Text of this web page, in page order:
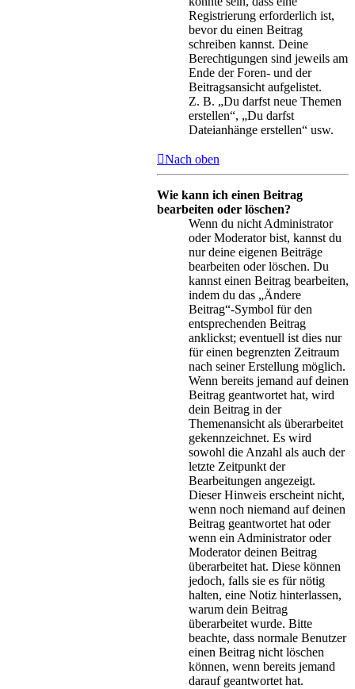
Registrierung erforderlich ist,
bevor du einen Beitrag
schreiben kannst. Deine
Berechtigungen sind jeweils am
Ende der Foren- und der
Beitragsansicht aufgelistet.
Z. B. „Du darfst neue Themen
erstellen“, „Du darfst
Dateianhänge erstellen“ usw.
Nach oben
Wie kann ich einen Beitrag
bearbeiten oder löschen?
Wenn du nicht Administrator
oder Moderator bist, kannst du
nur deine eigenen Beiträge
bearbeiten oder löschen. Du
kannst einen Beitrag bearbeiten,
indem du das „Ändere
Beitrag“-Symbol für den
entsprechenden Beitrag
anklickst; eventuell ist dies nur
für einen begrenzten Zeitraum
nach seiner Erstellung möglich.
Wenn bereits jemand auf deinen
Beitrag geantwortet hat, wird
dein Beitrag in der
Themenansicht als überarbeitet
gekennzeichnet. Es wird
sowohl die Anzahl als auch der
letzte Zeitpunkt der
Bearbeitungen angezeigt.
Dieser Hinweis erscheint nicht,
wenn noch niemand auf deinen
Beitrag geantwortet hat oder
wenn ein Administrator oder
Moderator deinen Beitrag
überarbeitet hat. Diese können
jedoch, falls sie es für nötig
halten, eine Notiz hinterlassen,
warum dein Beitrag
überarbeitet wurde. Bitte
beachte, dass normale Benutzer
einen Beitrag nicht löschen
können, wenn bereits jemand
darauf geantwortet hat.